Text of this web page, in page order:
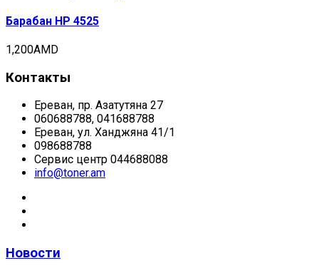
Барабан HP 4525
1,200AMD
Контакты
Ереван, пр. Азатутяна 27
060688788, 041688788
Ереван, ул. Ханджяна 41/1
098688788
Сервис центр 044688088
info@toner.am
Новости